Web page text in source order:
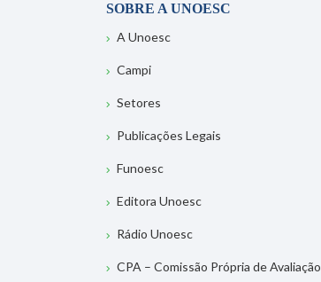
SOBRE A UNOESC
A Unoesc
Campi
Setores
Publicações Legais
Funoesc
Editora Unoesc
Rádio Unoesc
CPA – Comissão Própria de Avaliação